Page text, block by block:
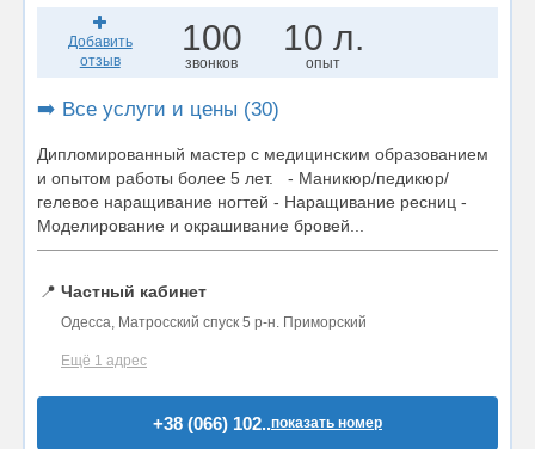
Добавить
отзыв
100
звонков
10 л.
опыт
➡️ Все услуги и цены (30)
Дипломированный мастер с медицинским образованием
и опытом работы более 5 лет. - Маникюр/педикюр/
гелевое наращивание ногтей - Наращивание ресниц -
Моделирование и окрашивание бровей...
📍 Частный кабинет
Одесса, Матросский спуск 5 р-н. Приморский
Ещё 1 адрес
+38 (066) 102..показать номер